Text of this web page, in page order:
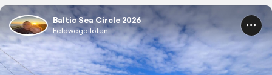
Baltic Sea Circle 2026
Feldwegpiloten